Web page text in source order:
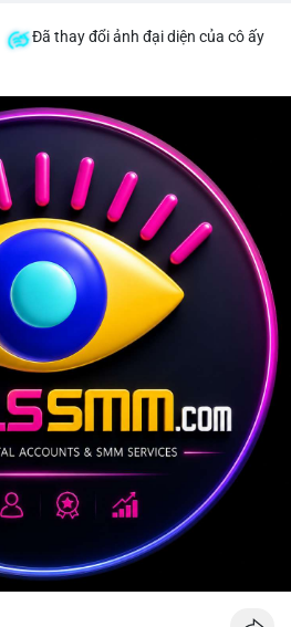
Đã thay đổi ảnh đại diện của cô ấy